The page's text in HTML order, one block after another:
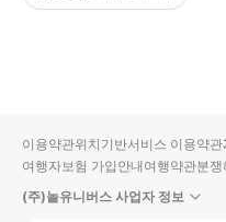
입니
다.
순
상
이용약관위치기반서비스 이용약관
여행자보험 가입안내여행약관분쟁
(주)놀유니버스 사업자 정보